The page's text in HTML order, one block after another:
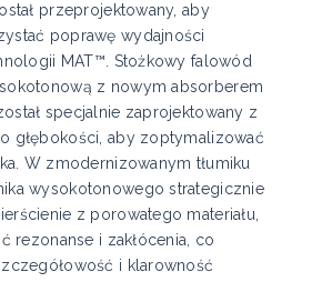
przeprojektowany, aby
poprawę wydajności
MAT™. Stożkowy falowód
z nowym absorberem
specjalnie zaprojektowany z
głębokości, aby zoptymalizować
W zmodernizowanym tłumiku
wysokotonowego strategicznie
z porowatego materiału,
rezonanse i zakłócenia, co
i klarowność